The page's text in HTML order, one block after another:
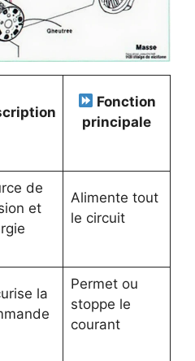
Fonction
principale
de
et
Alimente tout
le circuit
la
Permet ou
stoppe le
courant